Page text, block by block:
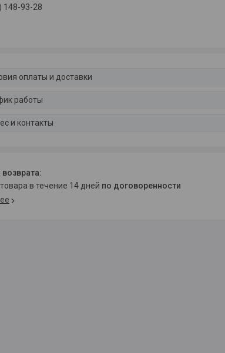
148-93-28
оплаты и доставки
работы
и контакты
товара в течение 14 дней по договоренности